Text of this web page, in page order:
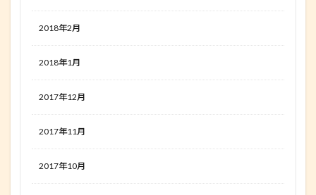
2018年2月
2018年1月
2017年12月
2017年11月
2017年10月